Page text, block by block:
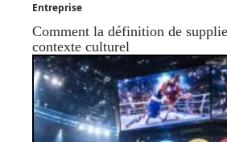
Entreprise
Comment la définition de
contexte culturel